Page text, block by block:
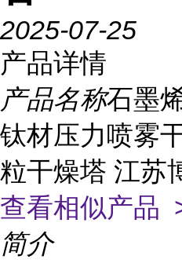
2025-07-25
产品详情
产品名称石墨
钛材压力喷雾
粒干燥塔 江苏
查看相似产品
简介